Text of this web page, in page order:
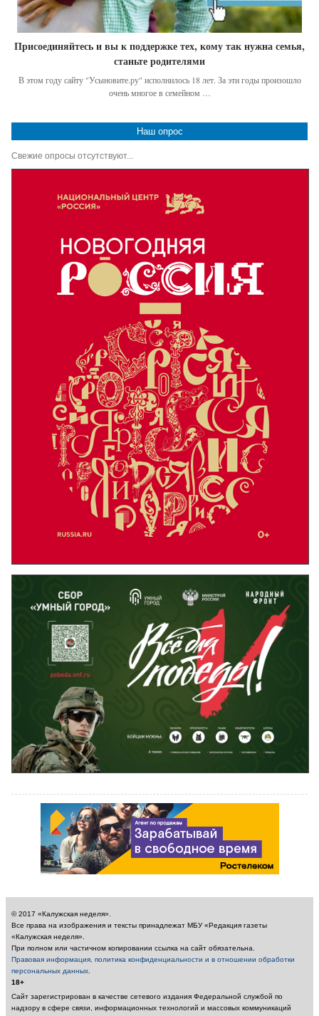
Присоединяйтесь и вы к поддержке тех, кому так нужна семья,
станьте родителями
В этом году сайту "Усыновите.ру" исполнилось 18 лет. За эти годы произошло
очень многое в семейном …
Наш опрос
Свежие опросы отсутствуют...
© 2017 «Калужская неделя».
Все права на изображения и тексты принадлежат МБУ «Редакция газеты
«Калужская неделя».
При полном или частичном копировании ссылка на сайт обязательна.
Правовая информация, политика конфиденциальности и в отношении обработки
персональных данных
18+
Сайт зарегистрирован в качестве сетевого издания Федеральной службой по
надзору в сфере связи, информационных технологий и массовых коммуникаций